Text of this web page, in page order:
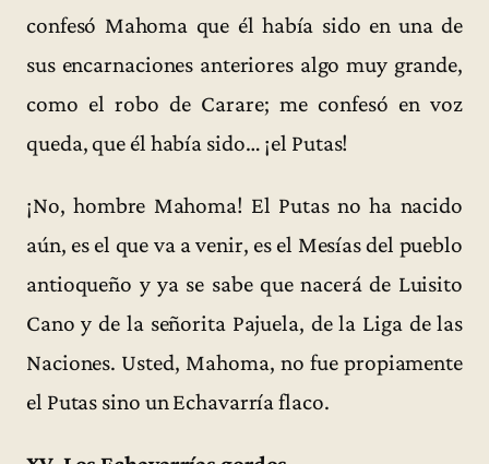
confesó Mahoma que él había sido en una de
sus encarnaciones anteriores algo muy grande,
como el robo de Carare; me confesó en voz
queda, que él había sido… ¡el Putas!
¡No, hombre Mahoma! El Putas no ha nacido
aún, es el que va a venir, es el Mesías del pueblo
antioqueño y ya se sabe que nacerá de Luisito
Cano y de la señorita Pajuela, de la Liga de las
Naciones. Usted, Mahoma, no fue propiamente
el Putas sino un Echavarría flaco.